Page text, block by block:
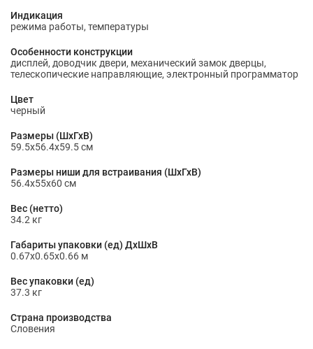
Индикация
режима работы, температуры
Особенности конструкции
дисплей, доводчик двери, механический замок дверцы,
телескопические направляющие, электронный программатор
Цвет
черный
Размеры (ШхГхВ)
59.5х56.4х59.5 см
Размеры ниши для встраивания (ШхГхВ)
56.4x55x60 см
Вес (нетто)
34.2 кг
Габариты упаковки (ед) ДхШхВ
0.67x0.65x0.66 м
Вес упаковки (ед)
37.3 кг
Страна производства
Словения